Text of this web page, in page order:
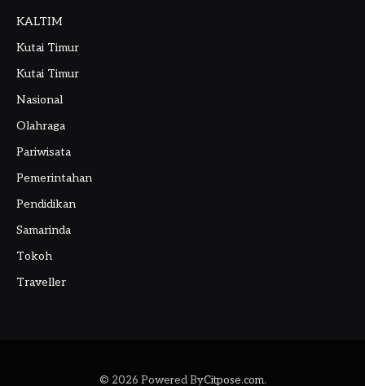
KALTIM
Kutai Timur
Kutai Timur
Nasional
Olahraga
Pariwisata
Pemerintahan
Pendidikan
Samarinda
Tokoh
Traveller
© 2026 Powered ByCitpose.com.